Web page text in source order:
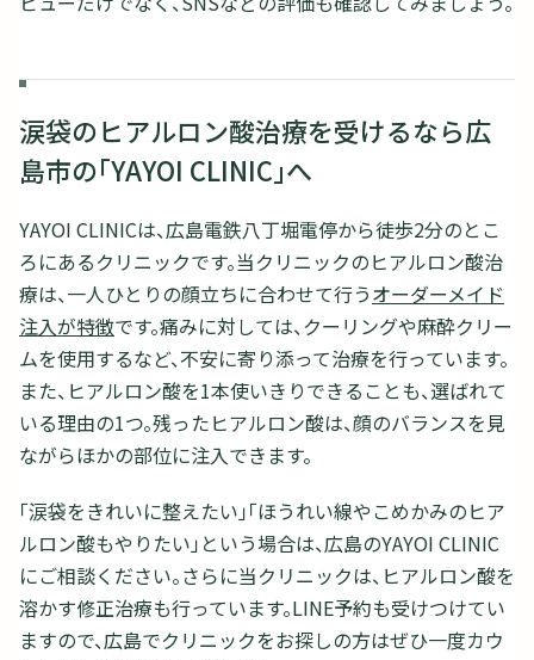
涙袋のヒアルロン酸治療を受けるなら広
島市の「YAYOI CLINIC」へ
YAYOI CLINICは、広島電鉄八丁堀電停から徒歩2分のとこ
ろにあるクリニックです。当クリニックのヒアルロン酸治
療は、一人ひとりの顔立ちに合わせて行うオーダーメイド
注入が特徴です。痛みに対しては、クーリングや麻酔クリー
ムを使用するなど、不安に寄り添って治療を行っています。
また、ヒアルロン酸を1本使いきりできることも、選ばれて
いる理由の1つ。残ったヒアルロン酸は、顔のバランスを見
ながらほかの部位に注入できます。
「涙袋をきれいに整えたい」「ほうれい線やこめかみのヒア
ルロン酸もやりたい」という場合は、広島のYAYOI CLINIC
にご相談ください。さらに当クリニックは、ヒアルロン酸を
溶かす修正治療も行っています。LINE予約も受けつけてい
ますので、広島でクリニックをお探しの方はぜひ一度カウ